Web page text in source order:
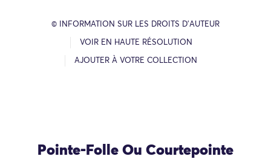
© INFORMATION SUR LES DROITS D’AUTEUR
VOIR EN HAUTE RÉSOLUTION
AJOUTER À VOTRE COLLECTION
Pointe-Folle Ou Courtepointe